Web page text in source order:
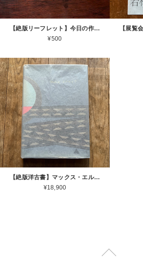
【絶版リーフレット】今日の作家 若林奮展 1987 東京国立近代美術館 Isamu Wakabayashi [310194296]
¥500
【絶版洋古書】マックス・エルンスト MAX ERNST Life and Work John Russell Harry N. Abrams 1967[ 3100047 ]
¥18,900